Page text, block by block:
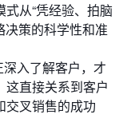
从“凭经验、拍脑
决策的科学性和准
深入了解客户，才
这直接关系到客户
交叉销售的成功